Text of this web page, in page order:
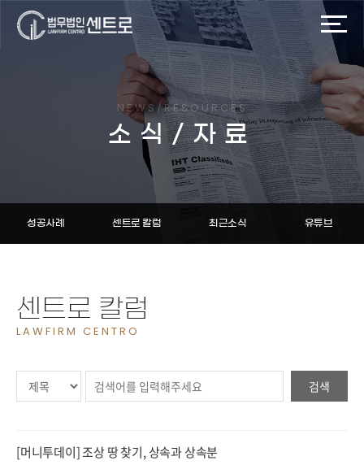
NEWS/RESOURCES
소식/자료
성공사례 센트로 칼럼 최근소식 유튜브
센트로 칼럼
검색
[머니투데이] 조상 땅 찾기, 상속과 상속분